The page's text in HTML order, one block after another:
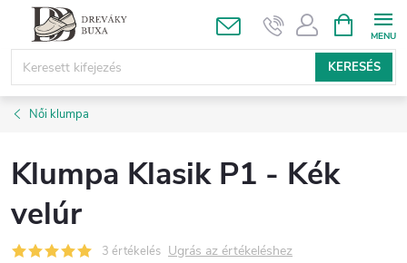
Ugrás
KERESÉS
KOSÁR
Női klumpa
Klumpa Klasik P1 - Kék
velúr
3 értékelés Ugrás az értékeléshez